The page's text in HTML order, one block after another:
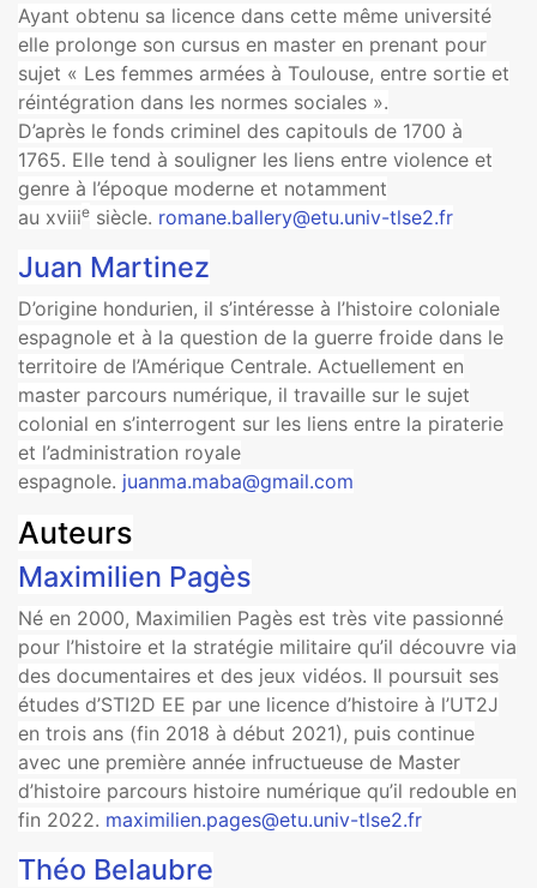
Ayant obtenu sa licence dans cette même université
elle prolonge son cursus en master en prenant pour
sujet « Les femmes armées à Toulouse, entre sortie et
réintégration dans les normes sociales ».
D’après le fonds criminel des capitouls de 1700 à
1765. Elle tend à souligner les liens entre violence et
genre à l’époque moderne et notamment
au xviiie siècle. romane.ballery@etu.univ-tlse2.fr
Juan Martinez
D’origine hondurien, il s’intéresse à l’histoire coloniale
espagnole et à la question de la guerre froide dans le
territoire de l’Amérique Centrale. Actuellement en
master parcours numérique, il travaille sur le sujet
colonial en s’interrogent sur les liens entre la piraterie
et l’administration royale
espagnole. juanma.maba@gmail.com
Auteurs
Maximilien Pagès
Né en 2000, Maximilien Pagès est très vite passionné
pour l’histoire et la stratégie militaire qu’il découvre via
des documentaires et des jeux vidéos. Il poursuit ses
études d’STI2D EE par une licence d’histoire à l’UT2J
en trois ans (fin 2018 à début 2021), puis continue
avec une première année infructueuse de Master
d’histoire parcours histoire numérique qu’il redouble en
fin 2022. maximilien.pages@etu.univ-tlse2.fr
Théo Belaubre